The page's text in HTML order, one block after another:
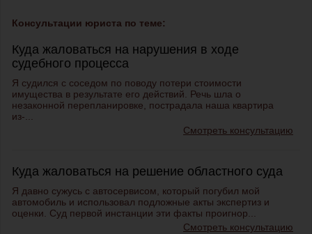
Консультации юриста по теме:
Куда жаловаться на нарушения в ходе
судебного процесса
Я судился с соседом по поводу потери стоимости
имущества в результате его действий. Речь шла о
незаконной перепланировке, пострадала наша квартира
из-...
Смотреть консультацию
Куда жаловаться на решение областного суда
Я давно сужусь с автосервисом, который погубил мой
автомобиль и использовал подложные акты экспертиз и
оценки. Суд первой инстанции эти факты проигнор...
Смотреть консультацию